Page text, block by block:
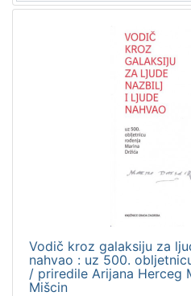
5
cjelina
Nova Gradska knjižnica
Vodič kroz galaksiju za
nahvao : uz 500.
/ priredile Arijana Herceg
Mišcin